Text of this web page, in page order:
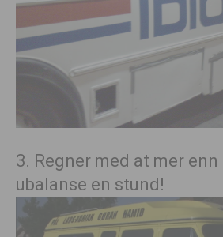
3. Regner med at mer
ubalanse en stund!